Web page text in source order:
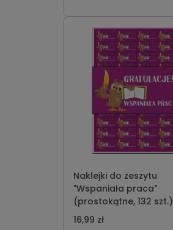
Naklejki do zeszytu
"Wspaniała praca"
(prostokątne, 132 szt.)
16,99 zł